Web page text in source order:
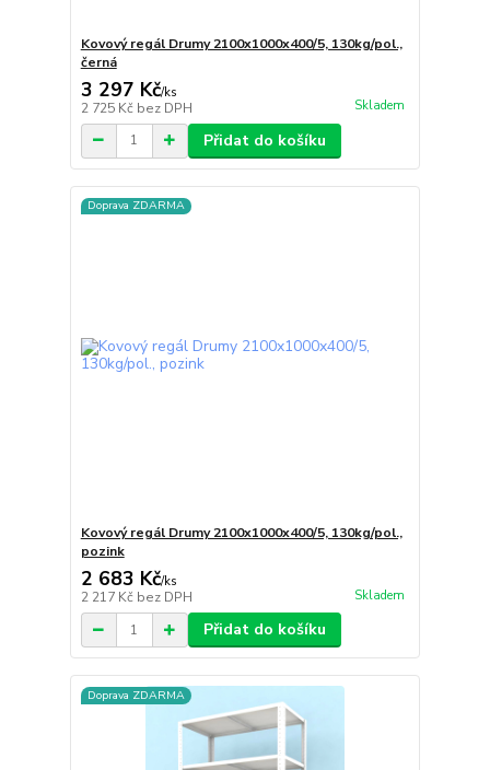
Kovový regál Drumy 2100x1000x400/5, 130kg/pol.,
černá
3 297 Kč/ks
2 725 Kč bez DPH Skladem
Přidat do košíku
Doprava ZDARMA
Kovový regál Drumy 2100x1000x400/5, 130kg/pol.,
pozink
2 683 Kč/ks
2 217 Kč bez DPH Skladem
Přidat do košíku
Doprava ZDARMA